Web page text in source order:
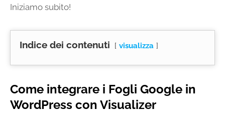
Iniziamo subito!
Indice dei contenuti visualizza
Come integrare i Fogli Google in
WordPress con Visualizer